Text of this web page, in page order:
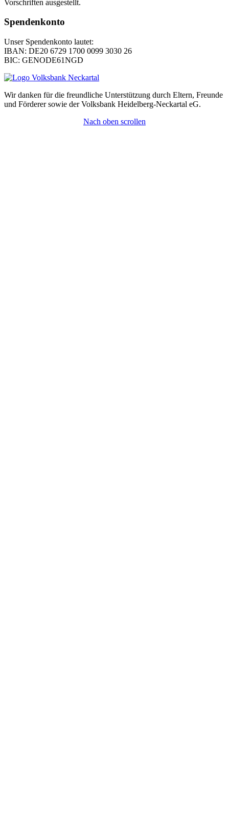
Vorschriften ausgestellt.
Spendenkonto
Unser Spendenkonto lautet:
IBAN: DE20 6729 1700 0099 3030 26
BIC: GENODE61NGD
Wir danken für die freundliche Unterstützung durch Eltern, Freunde
und Förderer sowie der Volksbank Heidelberg-Neckartal eG.
Nach oben scrollen